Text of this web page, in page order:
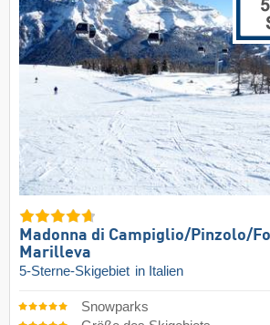
Madonna di Campiglio/​Pinzolo/​
Marilleva
5-Sterne-Skigebiet in Italien
Snowparks